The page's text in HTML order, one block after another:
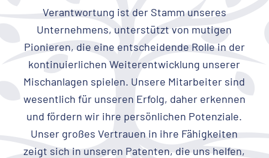
Verantwortung ist der Stamm unseres
Unternehmens, unterstützt von mutigen
Pionieren, die eine entscheidende Rolle in der
kontinuierlichen Weiterentwicklung unserer
Mischanlagen spielen. Unsere Mitarbeiter sind
wesentlich für unseren Erfolg, daher erkennen
und fördern wir ihre persönlichen Potenziale.
Unser großes Vertrauen in ihre Fähigkeiten
zeigt sich in unseren Patenten, die uns helfen,